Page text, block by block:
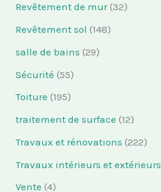
Revêtement de mur(32)
Revêtement sol (148)
salle de bains (29)
Sécurité (55)
Toiture (195)
traitement de surface (12)
Travaux et rénovations (222)
Travaux intérieurs et extérieurs
Vente (4)